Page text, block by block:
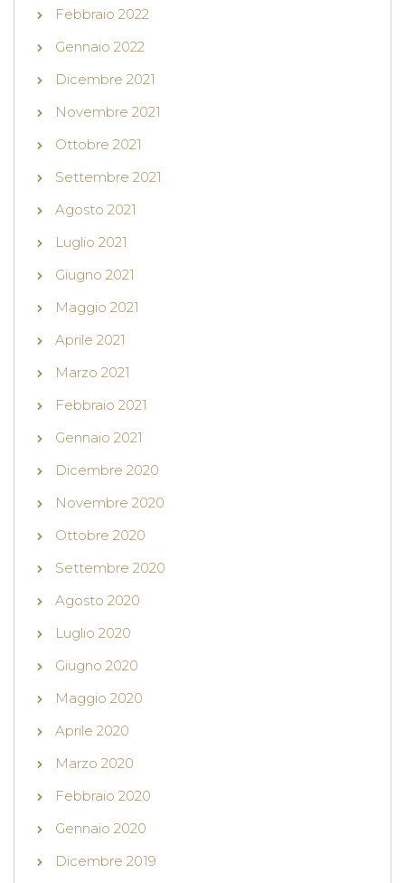
Febbraio 2022
Gennaio 2022
Dicembre 2021
Novembre 2021
Ottobre 2021
Settembre 2021
Agosto 2021
Luglio 2021
Giugno 2021
Maggio 2021
Aprile 2021
Marzo 2021
Febbraio 2021
Gennaio 2021
Dicembre 2020
Novembre 2020
Ottobre 2020
Settembre 2020
Agosto 2020
Luglio 2020
Giugno 2020
Maggio 2020
Aprile 2020
Marzo 2020
Febbraio 2020
Gennaio 2020
Dicembre 2019